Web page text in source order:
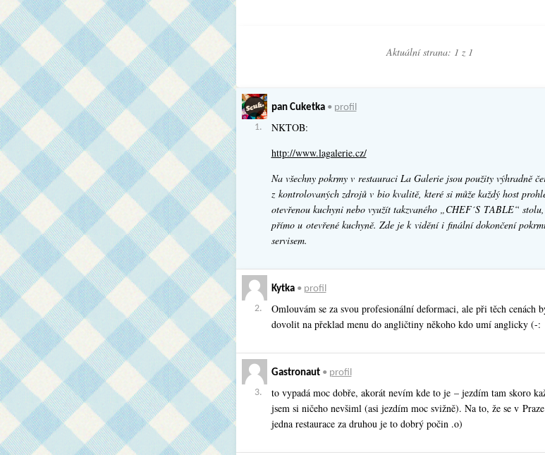
Aktuální strana: 1 z 1
1.
pan Cuketka• profil
NKTOB:
http://www.lagalerie.cz/
Na všechny pokrmy v restauraci La Galerie jsou použity výhradně
z kontrolovaných zdrojů v bio kvalitě, které si může každý host
otevřenou kuchyni nebo využít takzvaného „CHEF´S TABLE“
přímo u otevřené kuchyně. Zde je k vidění i finální dokončení
servisem.
2.
Kytka• profil
Omlouvám se za svou profesionální deformaci, ale při těch cenách
dovolit na překlad menu do angličtiny někoho kdo umí anglicky (-:
3.
Gastronaut• profil
to vypadá moc dobře, akorát nevím kde to je – jezdím tam skoro
jsem si ničeho nevšiml (asi jezdím moc svižně). Na to, že se v
jedna restaurace za druhou je to dobrý počin .o)